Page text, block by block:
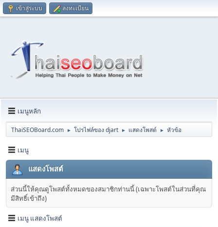
เข้าสู่ระบบ ลงทะเบียน
เมนูหลัก
ThaiSEOBoard.com ► โปรไฟล์ของ djart ► แสดงโพสต์ ► หัวข้อ
เมนู
แสดงโพสต์
ส่วนนี้ให้คุณดูโพสต์ทั้งหมดของสมาชิกท่านนี้ (เฉพาะโพสต์ในส่วนที่คุณ
มีสิทธิ์เข้าถึง)
เมนู แสดงโพสต์